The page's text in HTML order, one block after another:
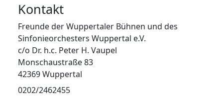
Kontakt
Adresse:
Freunde der Wuppertaler Bühnen und des
Sinfonieorchesters Wuppertal e.V.
c/o Dr. h.c. Peter H. Vaupel
Monschaustraße 83
42369 Wuppertal
Telefon:
0202/2462455